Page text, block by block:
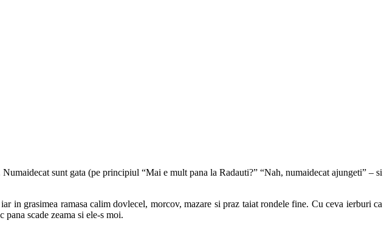
sunt gata (pe principiul “Mai e mult pana la Radauti?” “Nah, numaidecat ajungeti” – si
in grasimea ramasa calim dovlecel, morcov, mazare si praz taiat rondele fine. Cu ceva ierburi ca
pana scade zeama si ele-s moi.